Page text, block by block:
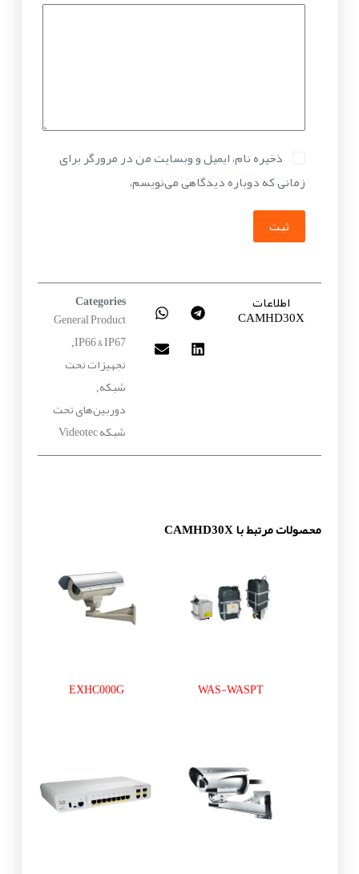
ذخیره نام، ایمیل و وبسایت من در مرورگر برای
زمانی که دوباره دیدگاهی می‌نویسم.
ثبت
اطلاعات
CAMHD30X
Categories
General Product
IP66 & IP67
تجهیزات تحت
شبکه
دوربین‌های تحت
شبکه Videotec
محصولات مرتبط با CAMHD30X
WAS-WASPT
EXHC000G